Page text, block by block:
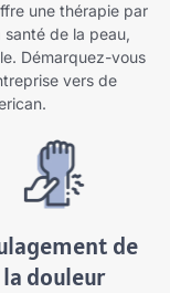
une thérapie par
de la peau,
Démarquez-vous
vers de
de
la douleur